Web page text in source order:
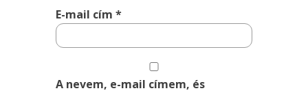
E-mail cím*
A nevem, e-mail címem, és